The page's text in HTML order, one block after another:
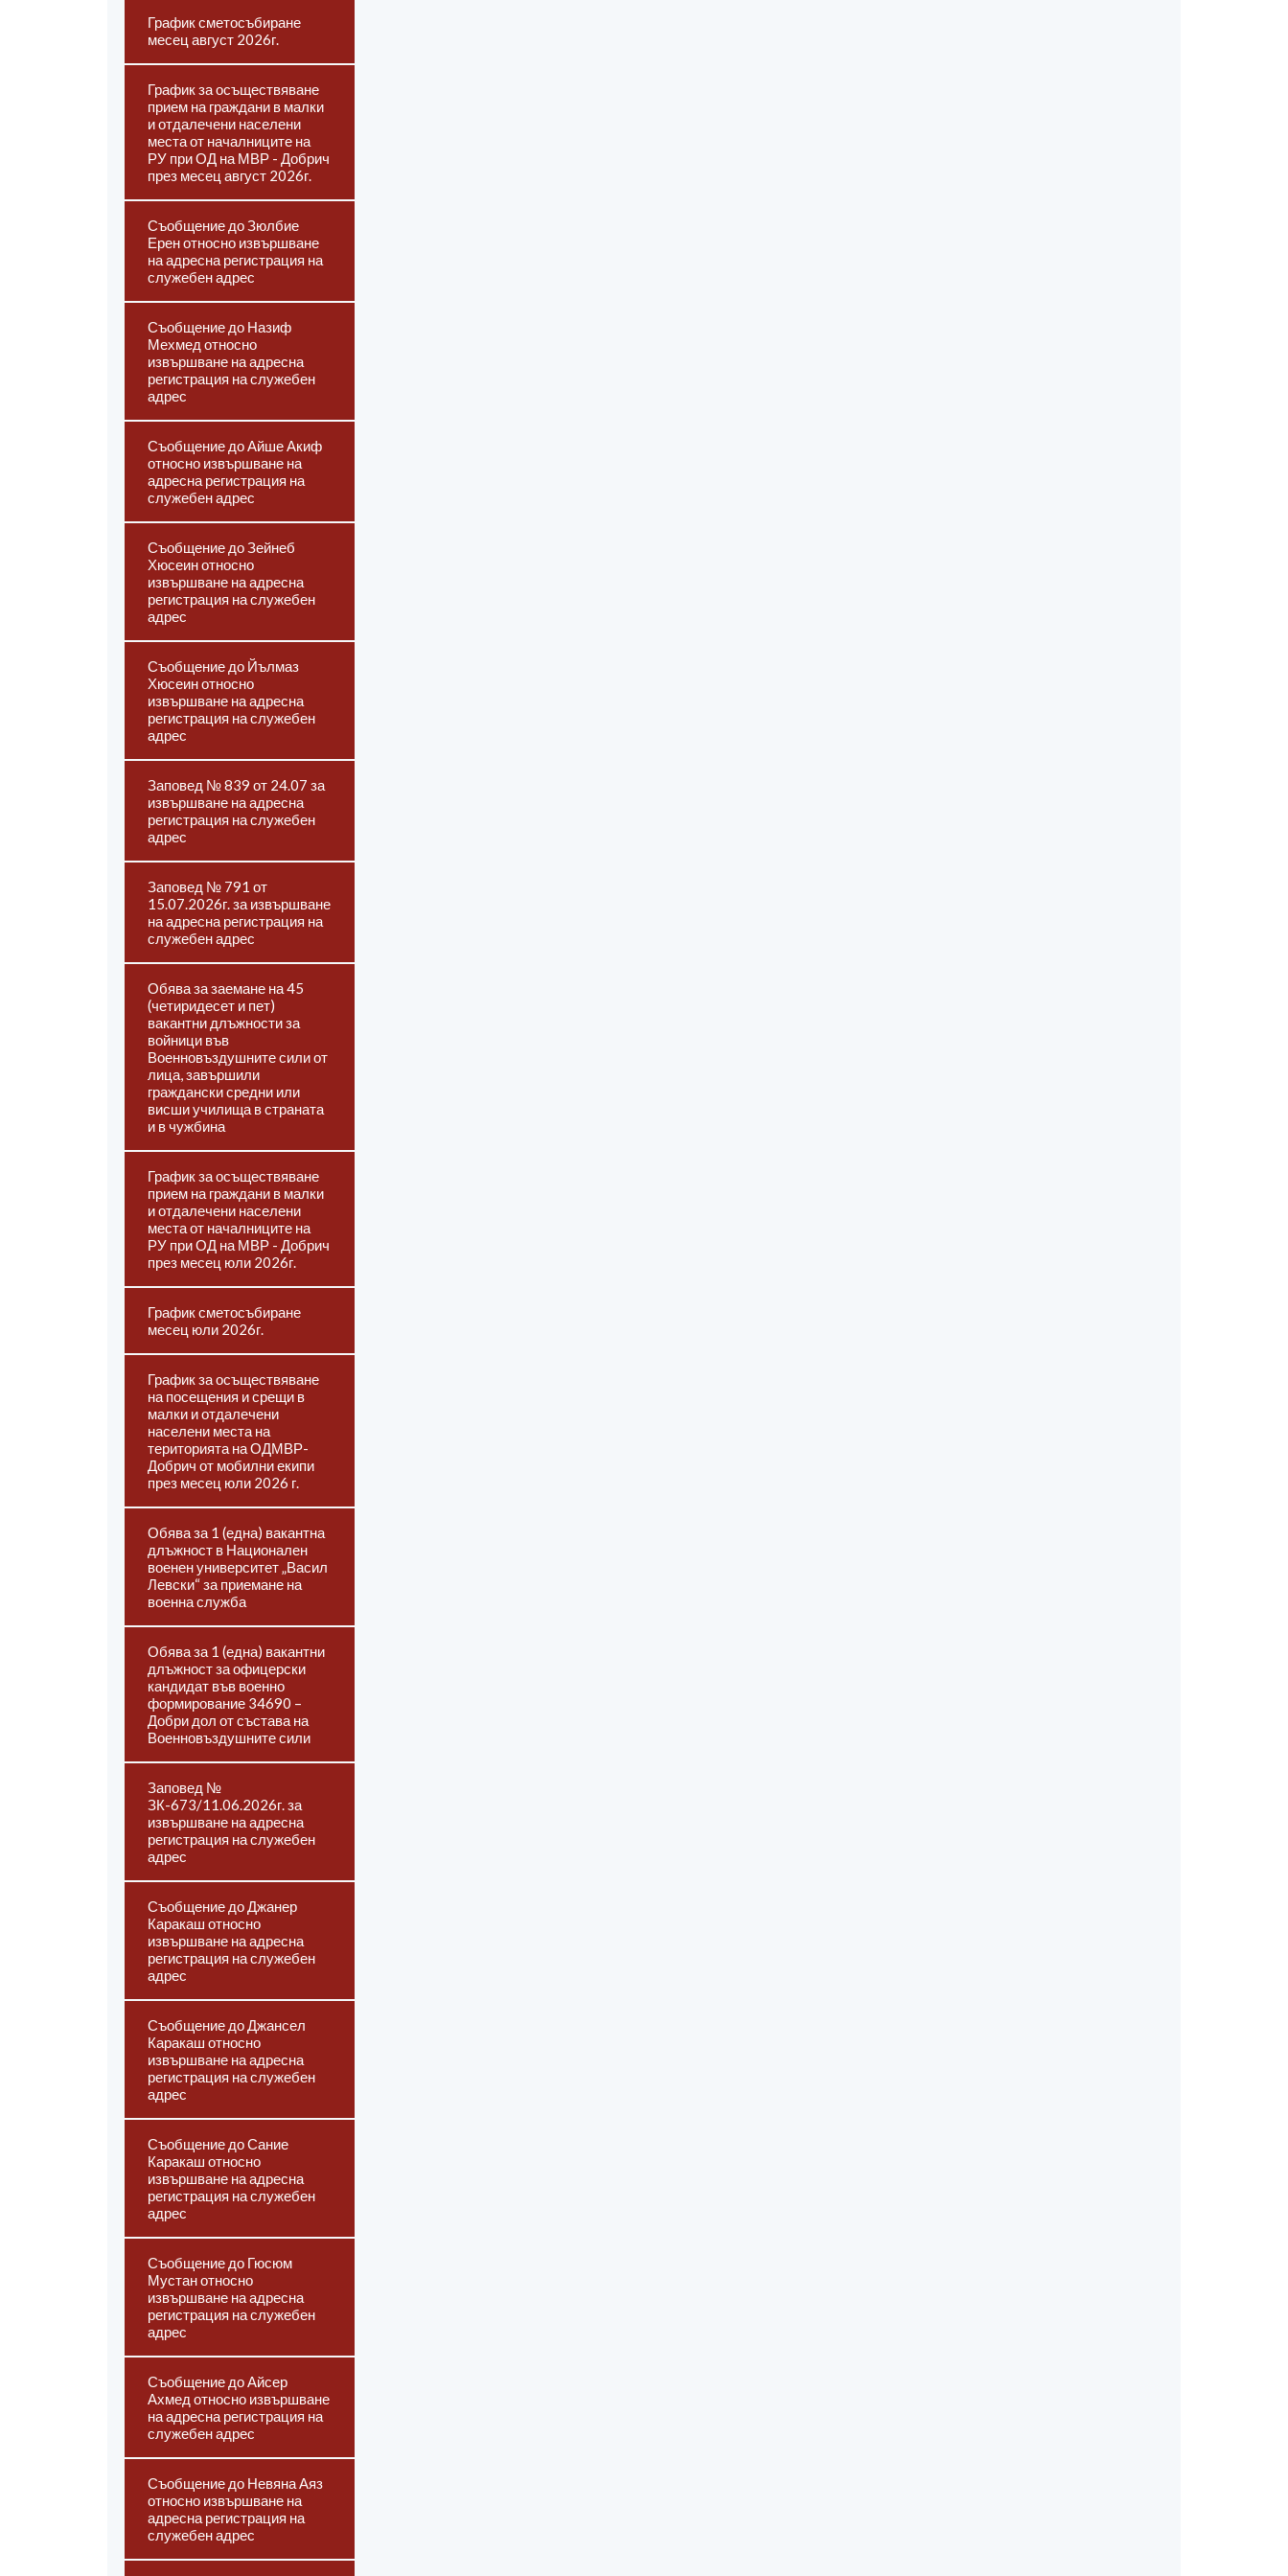
График сметосъбиране
месец август 2026г.
График за осъществяване
прием на граждани в малки
и отдалечени населени
места от началниците на
РУ при ОД на МВР - Добрич
през месец август 2026г.
Съобщение до Зюлбие
Ерен относно извършване
на адресна регистрация на
служебен адрес
Съобщение до Назиф
Мехмед относно
извършване на адресна
регистрация на служебен
адрес
Съобщение до Айше Акиф
относно извършване на
адресна регистрация на
служебен адрес
Съобщение до Зейнеб
Хюсеин относно
извършване на адресна
регистрация на служебен
адрес
Съобщение до Йълмаз
Хюсеин относно
извършване на адресна
регистрация на служебен
адрес
Заповед № 839 от 24.07 за
извършване на адресна
регистрация на служебен
адрес
Заповед № 791 от
15.07.2026г. за извършване
на адресна регистрация на
служебен адрес
Обява за заемане на 45
(четиридесет и пет)
вакантни длъжности за
войници във
Военновъздушните сили от
лица, завършили
граждански средни или
висши училища в страната
и в чужбина
График за осъществяване
прием на граждани в малки
и отдалечени населени
места от началниците на
РУ при ОД на МВР - Добрич
през месец юли 2026г.
График сметосъбиране
месец юли 2026г.
График за осъществяване
на посещения и срещи в
малки и отдалечени
населени места на
територията на ОДМВР-
Добрич от мобилни екипи
през месец юли 2026 г.
Обява за 1 (една) вакантна
длъжност в Национален
военен университет „Васил
Левски“ за приемане на
военна служба
Обява за 1 (една) вакантни
длъжност за офицерски
кандидат във военно
формирование 34690 –
Добри дол от състава на
Военновъздушните сили
Заповед №
ЗК-673/11.06.2026г. за
извършване на адресна
регистрация на служебен
адрес
Съобщение до Джанер
Каракаш относно
извършване на адресна
регистрация на служебен
адрес
Съобщение до Джансел
Каракаш относно
извършване на адресна
регистрация на служебен
адрес
Съобщение до Сание
Каракаш относно
извършване на адресна
регистрация на служебен
адрес
Съобщение до Гюсюм
Мустан относно
извършване на адресна
регистрация на служебен
адрес
Съобщение до Айсер
Ахмед относно извършване
на адресна регистрация на
служебен адрес
Съобщение до Невяна Аяз
относно извършване на
адресна регистрация на
служебен адрес